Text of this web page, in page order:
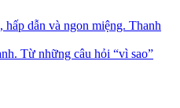
dẫn và ngon miệng. Thanh
Từ những câu hỏi “vì sao”